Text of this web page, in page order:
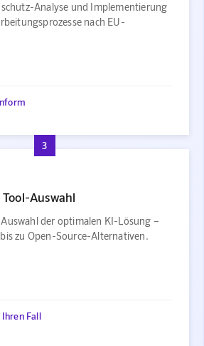
Analyse und Implementierung
nach EU-
3
Auswahl
der optimalen KI-Lösung –
zu Open-Source-Alternativen.
Fall